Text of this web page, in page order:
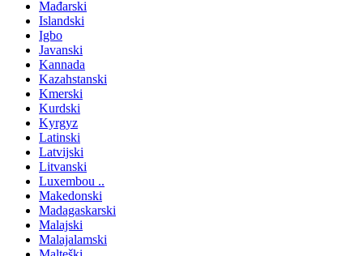
Mađarski
Islandski
Igbo
Javanski
Kannada
Kazahstanski
Kmerski
Kurdski
Kyrgyz
Latinski
Latvijski
Litvanski
Luxembou ..
Makedonski
Madagaskarski
Malajski
Malajalamski